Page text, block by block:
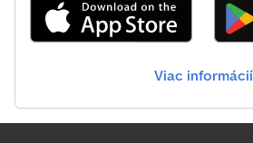
Viac informácií